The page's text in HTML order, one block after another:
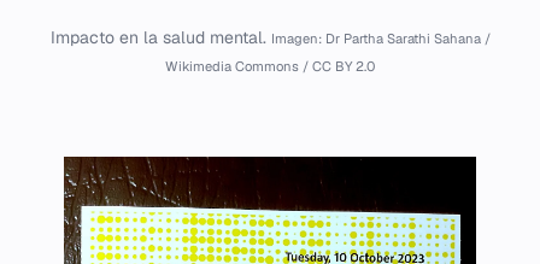
Impacto en la salud mental. Imagen: Dr Partha Sarathi Sahana /
Wikimedia Commons / CC BY 2.0